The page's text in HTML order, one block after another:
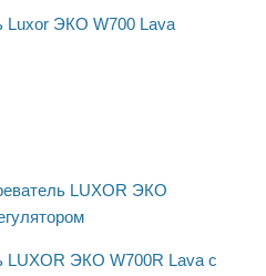
Luxor ЭКО W700 Lava
LUXOR ЭКО W700R Lava с